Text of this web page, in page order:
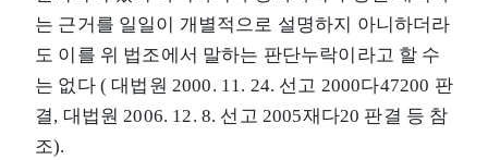
는 근거를 일일이 개별적으로 설명하지 아니하더라
도 이를 위 법조에서 말하는 판단누락이라고 할 수
는 없다 ( 대법원 2000. 11. 24. 선고 2000다47200 판
결, 대법원 2006. 12. 8. 선고 2005재다20 판결 등 참
조).